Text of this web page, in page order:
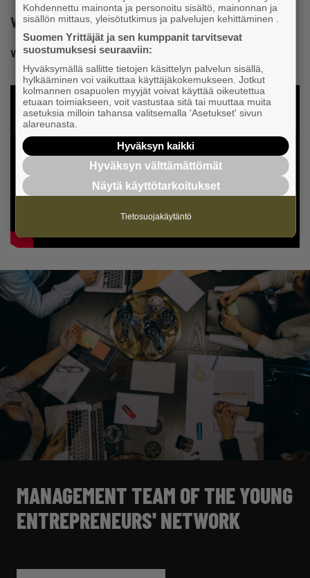
Watch the Young Entrepreneurs’ videos
WATCH (IN FINNISH)
MANAGEMENT TEAM OF THE YOUNG
ENTREPRENEURS' NETWORK
Kohdennettu mainonta ja personoitu sisältö, mainonnan ja
sisällön mittaus, yleisötutkimus ja palvelujen kehittäminen .
Suomen Yrittäjät ja sen kumppanit tarvitsevat
suostumuksesi seuraaviin:
Hyväksymällä sallitte tietojen käsittelyn palvelun sisällä,
hylkääminen voi vaikuttaa käyttäjäkokemukseen. Jotkut
kolmannen osapuolen myyjät voivat käyttää oikeutettua
etuaan toimiakseen, voit vastustaa sitä tai muuttaa muita
asetuksia milloin tahansa valitsemalla 'Asetukset' sivun
alareunasta.
Hyväksyn kaikki
Hyväksyn välttämättömät
Näytä käyttötarkoitukset
Tietosuojakäytäntö